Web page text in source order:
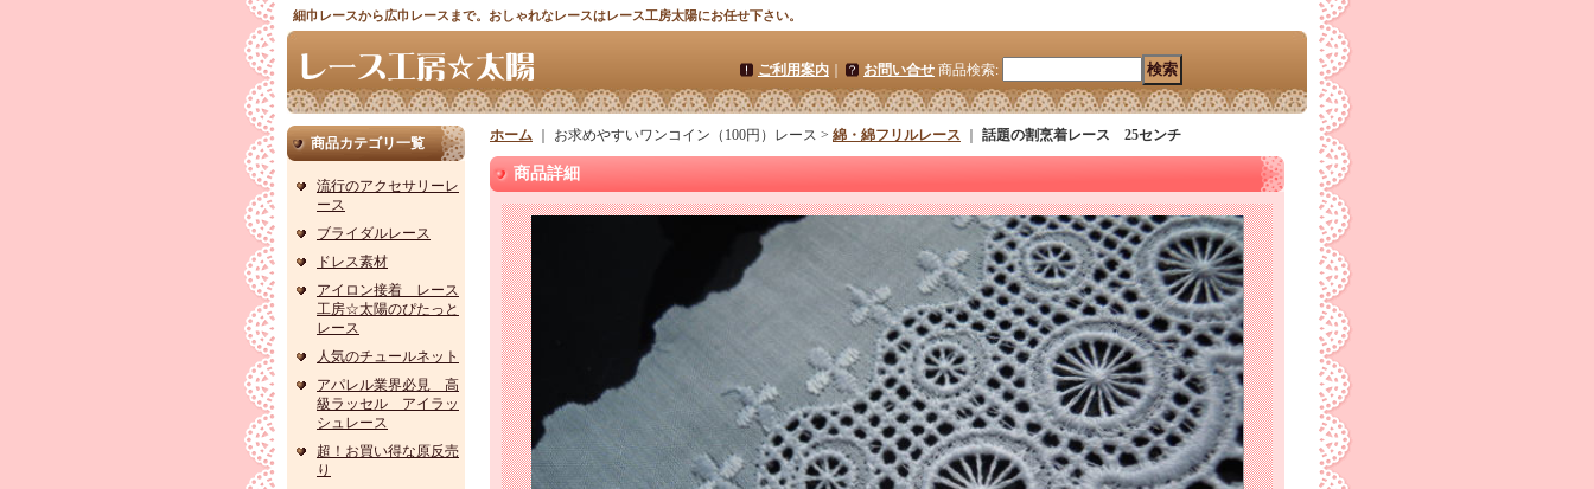
細巾レースから広巾レースまで。おしゃれなレースはレース工房太陽にお任せ下さい。
ご利用案内 お問い合せ 商品検索:
商品カテゴリ一覧
流行のアクセサリーレ
ース
ブライダルレース
ドレス素材
アイロン接着 レース
工房☆太陽のぴたっと
レース
人気のチュールネット
アパレル業界必見 高
級ラッセル アイラッ
シュレース
超！お買い得な原反売
り
ホーム ｜ お求めやすいワンコイン（100円）レース > 綿・綿フリルレース 話題の割烹着レース 25センチ
商品詳細